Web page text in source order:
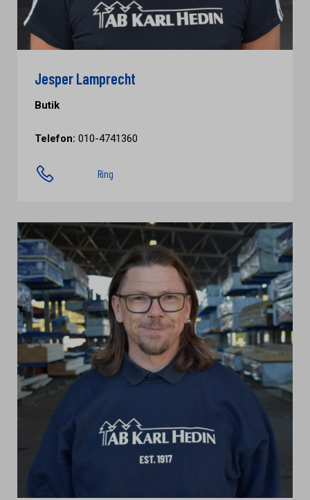
Jesper Lamprecht
Butik
Telefon: 010-4741360
Ring